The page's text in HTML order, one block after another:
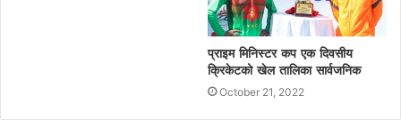
प्राइम मिनिस्टर कप एक दिवसीय
क्रिकेटको खेल तालिका सार्वजनिक
October 21, 2022